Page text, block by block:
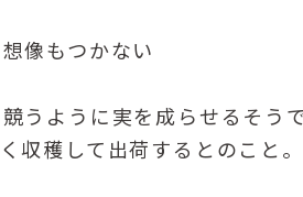
像もつかない
うように実を成らせるそうで
収穫して出荷するとのこと。